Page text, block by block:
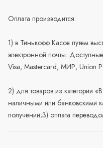
Оплата производится:
1) в Тинькофф Кассе путем
электронной почты.
Visa, Mastercard, МИР, Union
2) для товаров из категории
наличными или банковскими
получении;3) оплата